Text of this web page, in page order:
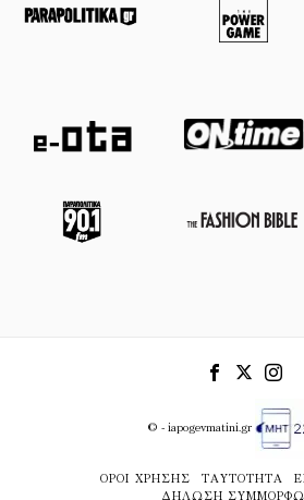
© - iapogevmatini.gr
ΌΡΟΙ ΧΡΉΣΗΣ ΤΑΥΤΌΤΗΤΑ